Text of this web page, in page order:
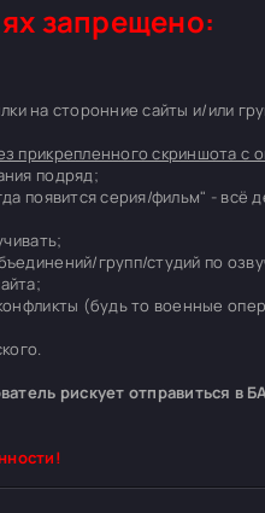
запрещено:
на сторонние сайты и/или
прикрепленного скриншота с
подряд;
появится серия/фильм" - всё
групп/студий по
(будь то военные
рискует отправиться в